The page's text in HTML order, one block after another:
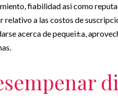
fiabilidad asi­ como
relativo a las costos de
acerca de pequei±a,